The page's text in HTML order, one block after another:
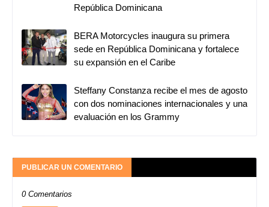
República Dominicana
BERA Motorcycles inaugura su primera
sede en República Dominicana y fortalece
su expansión en el Caribe
Steffany Constanza recibe el mes de agosto
con dos nominaciones internacionales y una
evaluación en los Grammy
PUBLICAR UN COMENTARIO
0 Comentarios